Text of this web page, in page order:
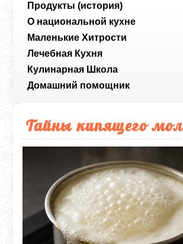
Продукты (история)
О национальной кухне
Маленькие Хитрости
Лечебная Кухня
Кулинарная Школа
Домашний помощник
Тайны кипящего